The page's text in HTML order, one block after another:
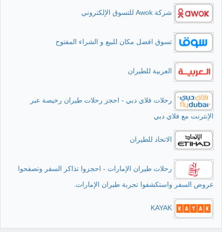
شركة Awok للتسوق الإلكتروني
تسوق افضل مكان للبيع و الشراء المفتوح
العربية للطيران
رحلات فلاي دبي - احجز رحلات طيران رخيصة عبر
الإنترنت مع فلاي دبي
الاتحاد للطيران
رحلات طيران الإمارات - احجزوا تذاكر السفر وتصفحوا
عروض السفر واستكشفوا تجربة طيران الإمارات.
KAYAK